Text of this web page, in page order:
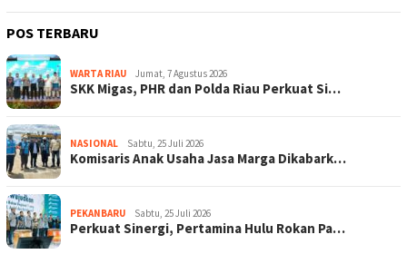
POS TERBARU
WARTA RIAU Jumat, 7 Agustus 2026
SKK Migas, PHR dan Polda Riau Perkuat Si…
NASIONAL Sabtu, 25 Juli 2026
Komisaris Anak Usaha Jasa Marga Dikabark…
PEKANBARU Sabtu, 25 Juli 2026
Perkuat Sinergi, Pertamina Hulu Rokan Pa…